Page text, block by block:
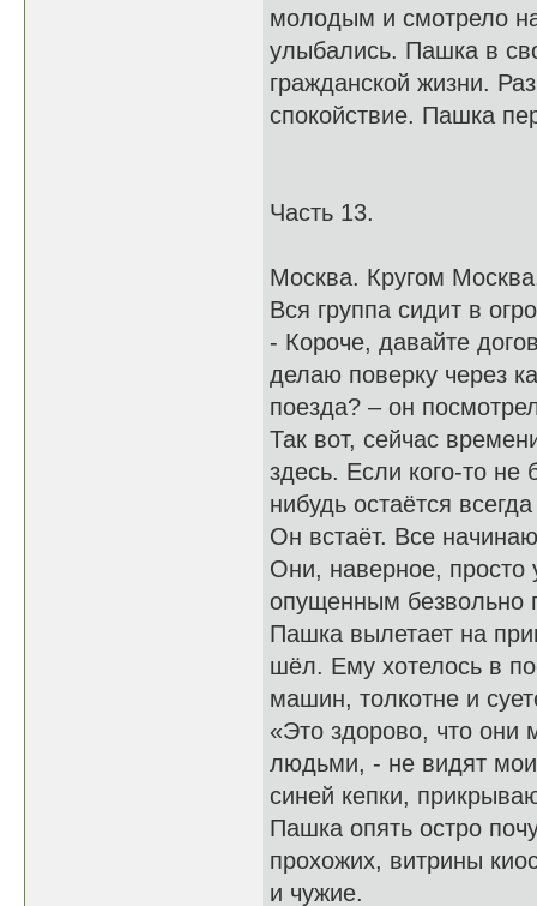
молодым и смотрело
улыбались. Пашка в
гражданской жизни.
спокойствие. Пашка
Часть 13.
Москва. Кругом
Вся группа сидит в
- Короче, давайте
делаю поверку через
поезда? – он
Так вот, сейчас
здесь. Если кого-то не
нибудь остаётся
Он встаёт. Все
Они, наверное, просто
опущенным безвольно
Пашка вылетает на
шёл. Ему хотелось в
машин, толкотне и
«Это здорово, что
людьми, - не видят
синей кепки,
Пашка опять остро
прохожих, витрины
и чужие.